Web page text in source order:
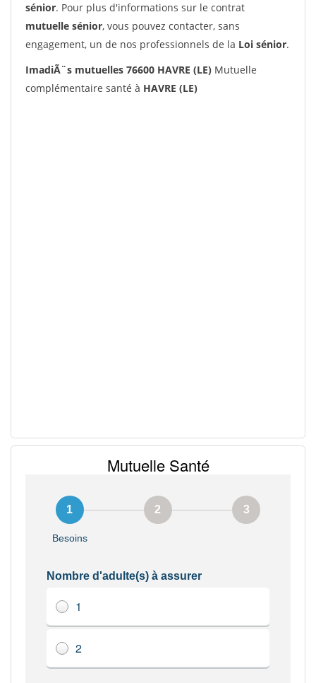
sénior. Pour plus d'informations sur le contrat
mutuelle sénior, vous pouvez contacter, sans
engagement, un de nos professionnels de la Loi sénior.
ImadiÃ¨s mutuelles 76600 HAVRE (LE) Mutuelle
complémentaire santé à HAVRE (LE)